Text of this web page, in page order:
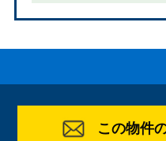
この物件